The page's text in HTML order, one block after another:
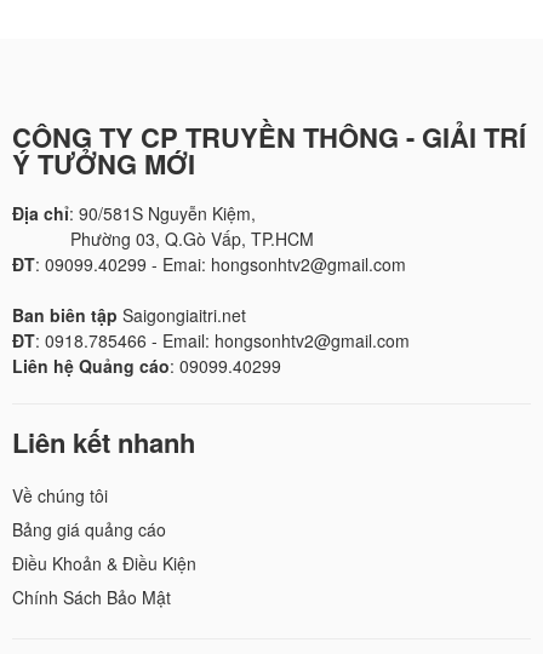
CÔNG TY CP TRUYỀN THÔNG - GIẢI TRÍ
Ý TƯỞNG MỚI
Địa chỉ: 90/581S Nguyễn Kiệm,
Phường 03, Q.Gò Vấp, TP.HCM
ĐT: 09099.40299 - Emai: hongsonhtv2@gmail.com
Ban biên tập Saigongiaitri.net
ĐT: 0918.785466 - Email: hongsonhtv2@gmail.com
Liên hệ Quảng cáo: 09099.40299
Liên kết nhanh
Về chúng tôi
Bảng giá quảng cáo
Điều Khoản & Điều Kiện
Chính Sách Bảo Mật